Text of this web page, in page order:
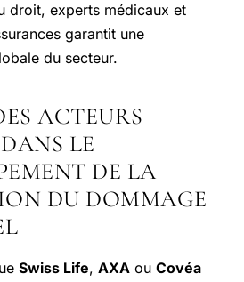
droit, experts médicaux et
garantit une
du secteur.
ACTEURS
LE
DE LA
DU DOMMAGE
Swiss Life, AXA ou Covéa